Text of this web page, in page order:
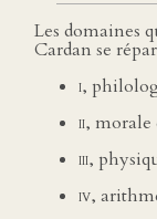
Les domaines
Cardan se
i,
ii, morale
iii,
iv,